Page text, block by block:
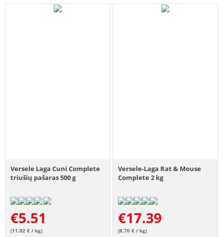
Versele Laga Cuni Complete
triušių pašaras 500 g
€5.51
(11.02 € / kg)
Versele-Laga Rat & Mouse
Complete 2 kg
€17.39
(8.70 € / kg)